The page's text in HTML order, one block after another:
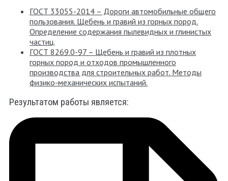
ГОСТ 33055-2014 – Дороги автомобильные общего
пользования. Щебень и гравий из горных пород.
Определение содержания пылевидных и глинистых
частиц.
ГОСТ 8269.0-97 – Щебень и гравий из плотных
горных пород и отходов промышленного
производства для строительных работ. Методы
физико-механических испытаний.
Результатом работы является: